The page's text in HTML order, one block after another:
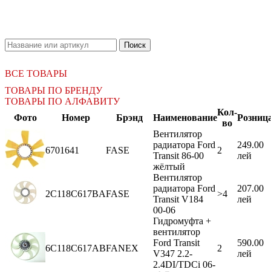
ВСЕ ТОВАРЫ
ТОВАРЫ ПО БРЕНДУ
ТОВАРЫ ПО АЛФАВИТУ
Фото
Номер Брэнд Наименование
Кол-
во
6701641 FASE
Вентилятор
радиатора Ford
Transit 86-00
жёлтый
2
249.00
лей
2C118C617BAFASE
Вентилятор
радиатора Ford
Transit V184
00-06
>4
207.00
лей
6C118C617ABFANEX
Гидромуфта +
вентилятор
Ford Transit
V347 2.2-
2.4DI/TDCi 06-
2
590.00
лей